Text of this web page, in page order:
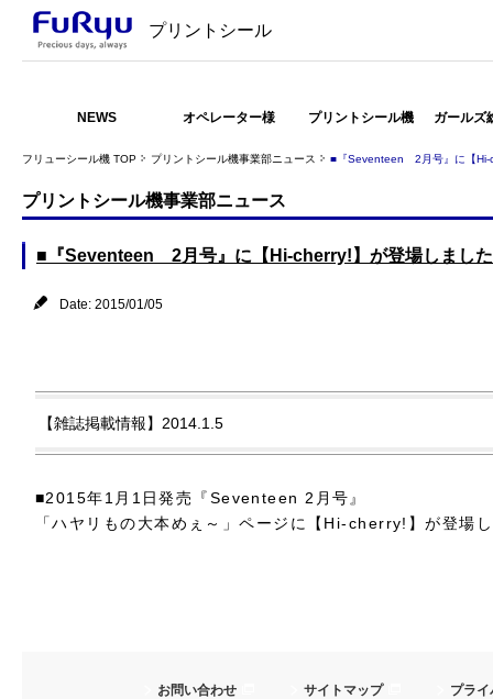
プリントシール
NEWS オペレーター様 プリントシール機 ガールズ
フリューシール機 TOP プリントシール機事業部ニュース ■『Seventeen 2月号』に【Hi-
プリントシール機事業部ニュース
■『Seventeen 2月号』に【Hi-cherry!】が登場しました
Date: 2015/01/05
【雑誌掲載情報】2014.1.5
■2015年1月1日発売『Seventeen 2月号』
「ハヤリもの大本めぇ～」ページに【Hi-cherry!】が登場
お問い合わせ サイトマップ プラ